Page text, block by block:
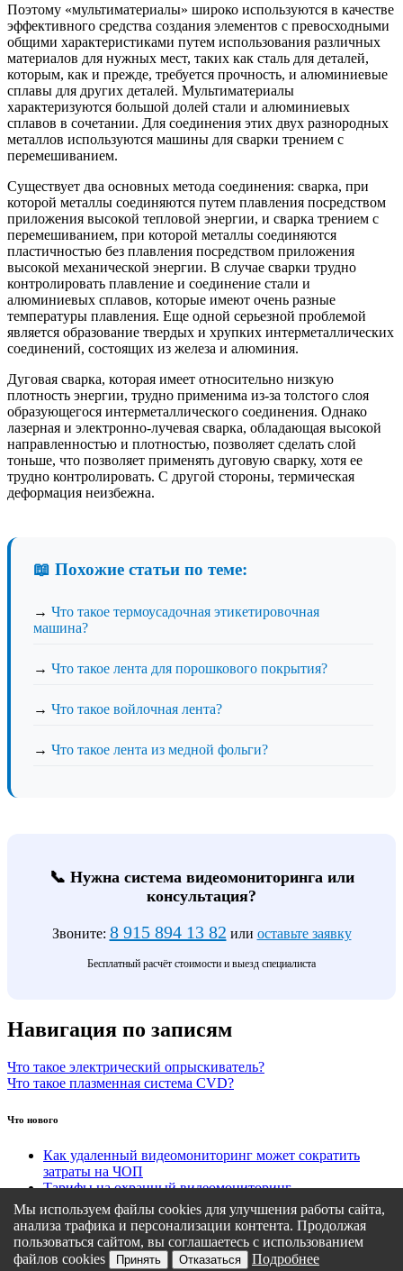
Поэтому «мультиматериалы» широко используются в качестве
эффективного средства создания элементов с превосходными
общими характеристиками путем использования различных
материалов для нужных мест, таких как сталь для деталей,
которым, как и прежде, требуется прочность, и алюминиевые
сплавы для других деталей. Мультиматериалы
характеризуются большой долей стали и алюминиевых
сплавов в сочетании. Для соединения этих двух разнородных
металлов используются машины для сварки трением с
перемешиванием.
Существует два основных метода соединения: сварка, при
которой металлы соединяются путем плавления посредством
приложения высокой тепловой энергии, и сварка трением с
перемешиванием, при которой металлы соединяются
пластичностью без плавления посредством приложения
высокой механической энергии. В случае сварки трудно
контролировать плавление и соединение стали и
алюминиевых сплавов, которые имеют очень разные
температуры плавления. Еще одной серьезной проблемой
является образование твердых и хрупких интерметаллических
соединений, состоящих из железа и алюминия.
Дуговая сварка, которая имеет относительно низкую
плотность энергии, трудно применима из-за толстого слоя
образующегося интерметаллического соединения. Однако
лазерная и электронно-лучевая сварка, обладающая высокой
направленностью и плотностью, позволяет сделать слой
тоньше, что позволяет применять дуговую сварку, хотя ее
трудно контролировать. С другой стороны, термическая
деформация неизбежна.
📖 Похожие статьи по теме:
→ Что такое термоусадочная этикетировочная
машина?
→ Что такое лента для порошкового покрытия?
→ Что такое войлочная лента?
→ Что такое лента из медной фольги?
📞 Нужна система видеомониторинга или
консультация?
Звоните: 8 915 894 13 82 или оставьте заявку
Бесплатный расчёт стоимости и выезд специалиста
Навигация по записям
Что такое электрический опрыскиватель?
Что такое плазменная система CVD?
Что нового
Как удаленный видеомониторинг может сократить
затраты на ЧОП
Тарифы на охранный видеомониторинг
Этапы подключения удаленного видеомониторинга
Кому подходит удаленный видеомониторинг?
Какие задачи решает удаленный видеомониторинг
Политика конфиденциальности
Мы используем файлы cookies для улучшения работы сайта,
анализа трафика и персонализации контента. Продолжая
пользоваться сайтом, вы соглашаетесь с использованием
файлов cookies
Принять Отказаться Подробнее